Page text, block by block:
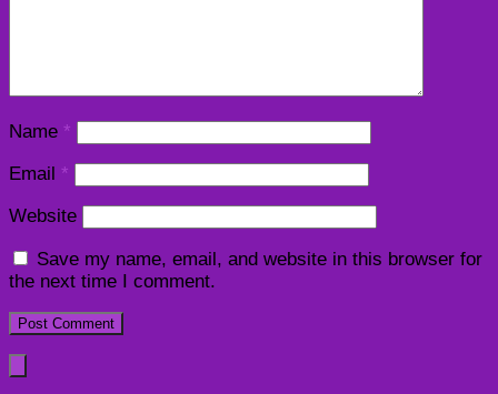
Name *
Email *
Website
Save my name, email, and website in this browser for
the next time I comment.